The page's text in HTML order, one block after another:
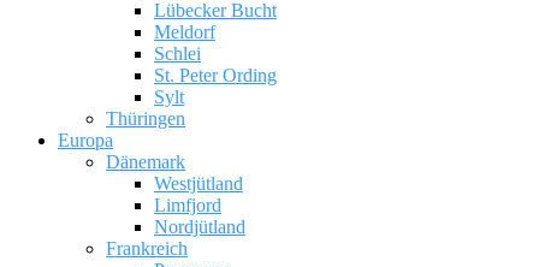
Lübecker Bucht
Meldorf
Schlei
St. Peter Ording
Sylt
Thüringen
Europa
Dänemark
Westjütland
Limfjord
Nordjütland
Frankreich